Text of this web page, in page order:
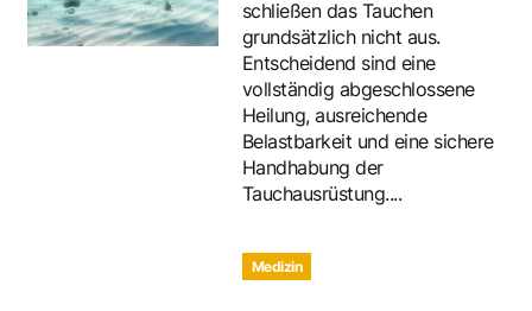
schließen das Tauchen
grundsätzlich nicht aus.
Entscheidend sind eine
vollständig abgeschlossene
Heilung, ausreichende
Belastbarkeit und eine sichere
Handhabung der
Tauchausrüstung....
Medizin